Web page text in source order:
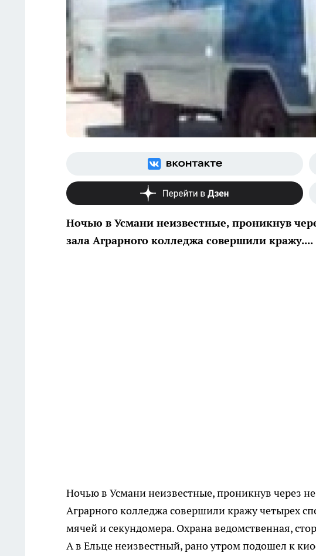
Ночью в Усмани неизвестные, проникнув
зала Аграрного колледжа совершили кражу....
Ночью в Усмани неизвестные, проникнув через
Аграрного колледжа совершили кражу четырех
мячей и секундомера. Охрана ведомственная,
А в Ельце неизвестный, рано утром подошел к